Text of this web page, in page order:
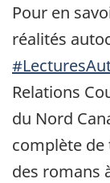
Pour en
réalités
Relations
du Nord
complète
des romans